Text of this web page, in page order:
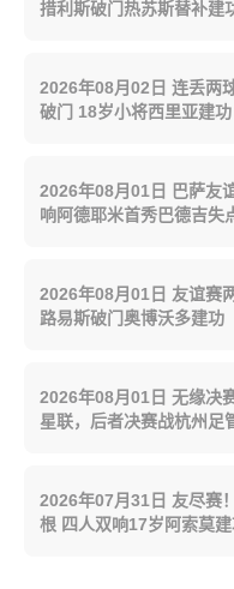
措利斯破门热苏斯替补建
2026年08月02日 连丢两
破门 18岁小将西里亚建功
2026年08月01日 巴萨友
响阿德耶米首秀巴德吉失
2026年08月01日 友谊赛
路易斯破门奥博沃多建功
2026年08月01日 无缘决
星联，后者决赛战杭州足
2026年07月31日 友尽赛
根 四人双响17岁阿索莫